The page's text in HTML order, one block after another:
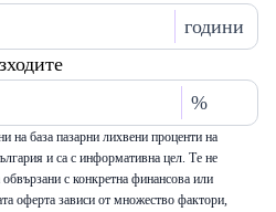
години
%
на база пазарни лихвени проценти на
и са с информативна цел. Те не
с конкретна финансова или
оферта зависи от множество фактори,